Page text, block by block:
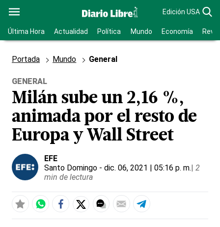
Edición USA
Última Hora Actualidad Política Mundo Economía
Portada Mundo General
GENERAL
Milán sube un 2,16 %,
animada por el resto de
Europa y Wall Street
EFE
Santo Domingo - dic. 06, 2021 | 05:16 p. m.| 2
min de lectura